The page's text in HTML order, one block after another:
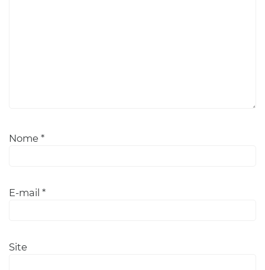
Nome *
E-mail *
Site